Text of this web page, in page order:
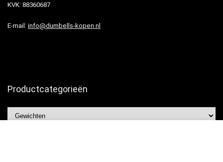
KVK: 88360687
E-mail: info@dumbells-kopen.nl
Productcategorieën